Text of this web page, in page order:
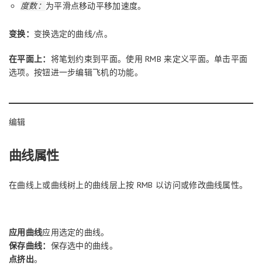
度数： 为平滑点移动平移加速度。
变换： 变换选定的曲线/点。
在平面上： 将笔划约束到平面。使用 RMB 来定义平面。单击平面
选项。按钮进一步编辑飞机的功能。
编辑
曲线属性
在曲线上或曲线树上的曲线层上按 RMB 以访问或修改曲线属性。
应用曲线应用选定的曲线。
保存曲线： 保存选中的曲线。
点挤出。